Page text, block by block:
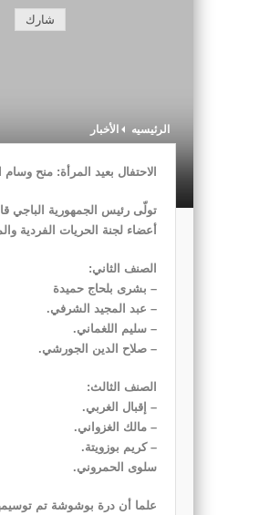
شارك
الرئيسيه الأخبار
الاحتفال بعيد المرأة: منح
أعضاء لجنة الحريات الفردية
الصنف الثاني:
– بشرى بلحاج حميدة
– عبد المجيد الشرفي.
– سليم اللغماني.
– صلاح الدين الجورشي.
الصنف الثالث:
– إقبال الغربي.
– مالك الغزواني.
– كريم بوزويتة.
سلوى الحمروني.
علما أن درة بوشوشة تم توسيمها